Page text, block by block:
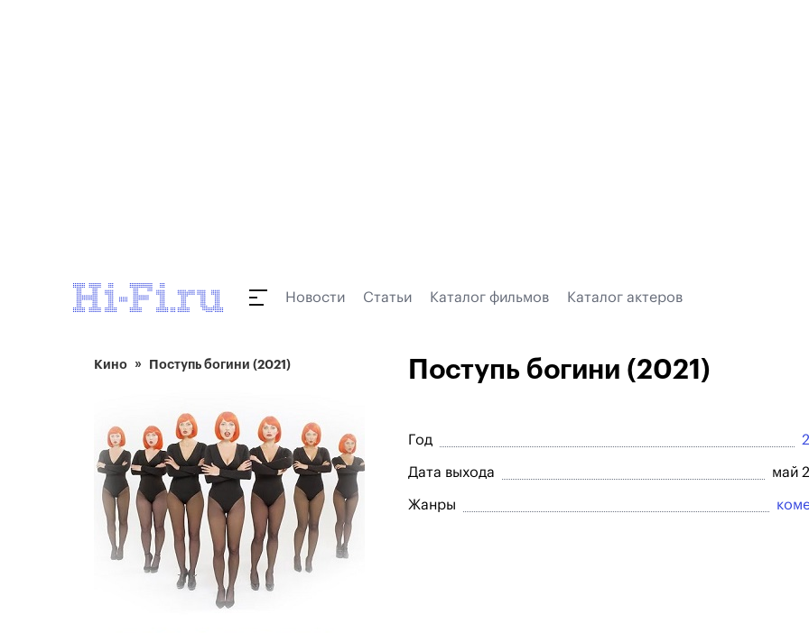
Новости Статьи Каталог фильмов Каталог актеров
Кино Поступь богини (2021) Поступь богини (2021)
Год
Дата выхода май
Жанры